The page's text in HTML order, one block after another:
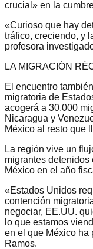
crucial» en la
«Curioso que hay
tráfico, creciendo, y
profesora
LA MIGRACIÓN
El encuentro
migratoria de
acogerá a 30.000
Nicaragua y
México al resto que
La región vive un
migrantes detenidos
México en el año
«Estados Unidos
contención
negociar, EE.UU.
lo que estamos
en el que México ha
Ramos.